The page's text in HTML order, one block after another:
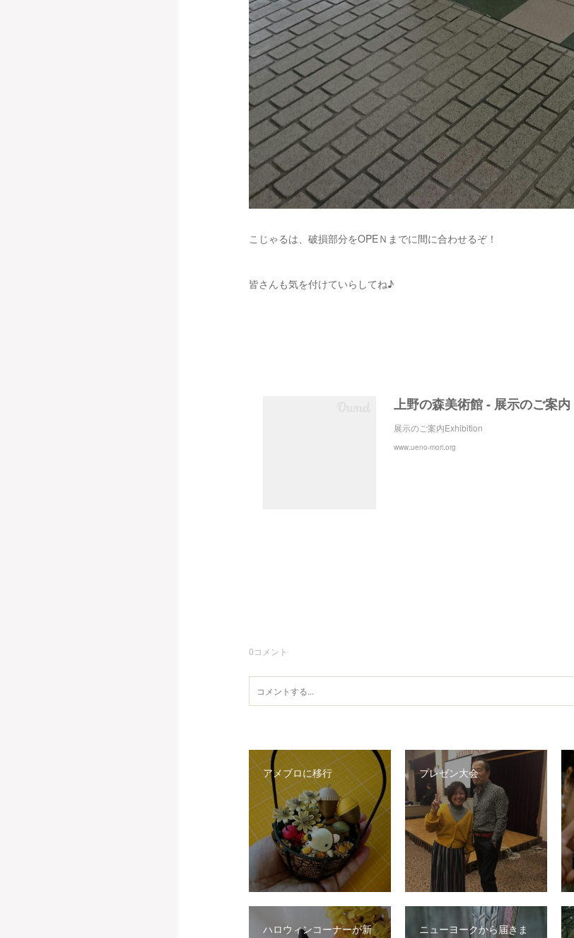
こじゃるは、破損部分をOPEＮまでに間に合わせるぞ！
皆さんも気を付けていらしてね♪
展示のご案内Exhibition
www.ueno-mori.org
0コメント
アメブロに移行 プレゼン大会
ハロウィンコーナーが新 ニューヨークから届きま